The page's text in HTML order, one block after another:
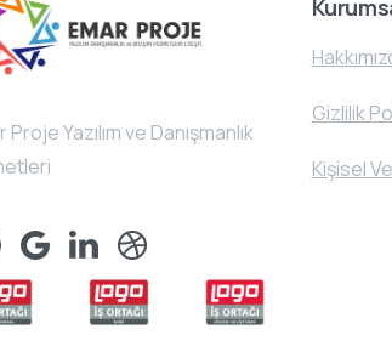
Proje Yazılım ve Danışmanlık
Gizlilik
Kişisel